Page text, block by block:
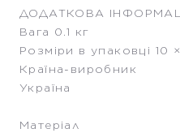
ДОДАТКОВА
Вага 0.1 кг
Розміри в упаковці 10
Країна-виробник
Україна
Матеріал